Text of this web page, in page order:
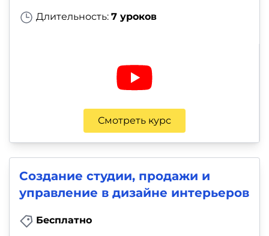
Длительность: 7 уроков
Смотреть курс
Создание студии, продажи и
управление в дизайне интерьеров
Бесплатно